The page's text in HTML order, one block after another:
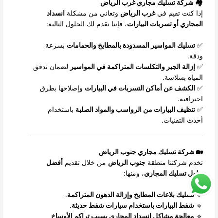
🏘️ شركة تسليك مجاري غرب الرياض
إذا كنت تقيم فيغرب الرياض وتعاني من مشكلة انسداد
المجاري أو تسربات البيارات، فإننا نقدم لك الحلول التالية:
✅تسليك المواسير المسدودة بالمطابخ والحمامات بسرعة
ودقة.
✅إزالة الجير والتكلسات المتراكمة في المواسير لضمان تدفق
المياه بسلاسة.
✅الكشف عن أماكن التسربات في البيارات وإصلاحها بطرق
احترافية.
✅تنظيف البيارات من الرواسب والمواد الصلبة باستخدام
أحدث التقنيات.
🏡 شركة تسليك مجاري جنوب الرياض
تخدم شركتنا منطقةجنوب الرياض من خلال تقديم
أفضل
حلول تسليك المجاري، ومنها:
🔹تسليك بلاعات المطابخ وإزالة الدهون المتراكمة.
🔹شفط البيارات باستخدام سيارات شفط حديثة.
🔹 معالجة مشاكل انسداد المجاري بسبب تراكم الأوساخ